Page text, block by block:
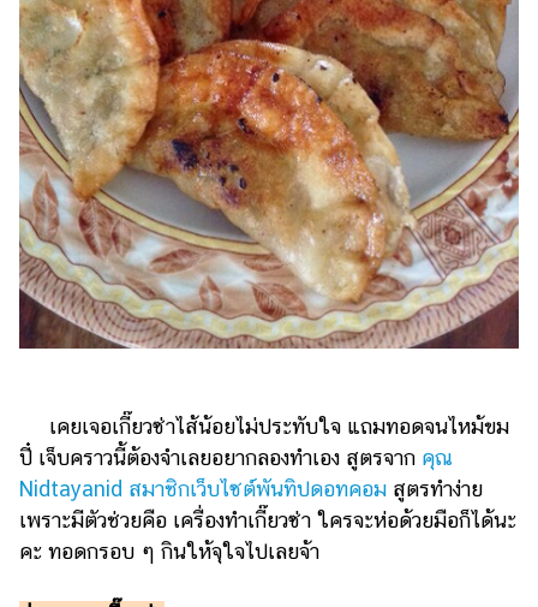
เคยเจอเกี๊ยวซ่าไส้น้อยไม่ประทับใจ แถมทอดจนไหม้ขม
ปี๋ เจ็บคราวนี้ต้องจำเลยอยากลองทำเอง สูตรจาก คุณ
Nidtayanid สมาชิกเว็บไซต์พันทิปดอทคอม สูตรทำง่าย
เพราะมีตัวช่วยคือ เครื่องทำเกี๊ยวซ่า ใครจะห่อด้วยมือก็ได้นะ
คะ ทอดกรอบ ๆ กินให้จุใจไปเลยจ้า